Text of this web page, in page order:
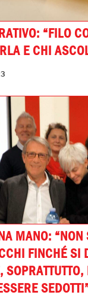
“FILO
E CHI
MANO: “NON
FINCHÉ SI